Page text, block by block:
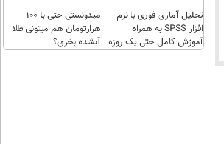
چند
کلیک)
تحلیل آماری فوری با نرم
افزار SPSS به همراه
آموزش کامل حتی یک روزه
میدونستی حتی با ۱۰۰
هزارتومان هم میتونی طلا
آبشده بخری؟